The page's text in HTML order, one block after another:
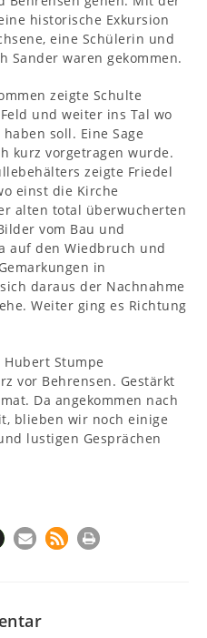
historische Exkursion
eine Schülerin und
Sander waren gekommen.
zeigte Schulte
und weiter ins Tal wo
soll. Eine Sage
kurz vorgetragen wurde.
zeigte Friedel
einst die Kirche
alten total überwucherten
vom Bau und
auf den Wiedbruch und
in
daraus der Nachnahme
Weiter ging es Richtung
Stumpe
vor Behrensen. Gestärkt
Da angekommen nach
blieben wir noch einige
lustigen Gesprächen